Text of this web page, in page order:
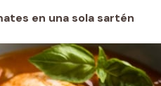
en una sola sartén